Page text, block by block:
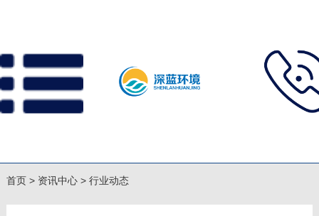
首页> 资讯中心> 行业动态